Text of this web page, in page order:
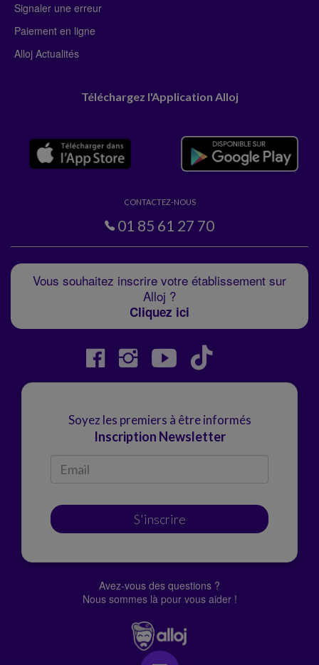
Signaler une erreur
Paiement en ligne
Alloj Actualités
Téléchargez l'Application Alloj
CONTACTEZ-NOUS
01 85 61 27 70
Vous souhaitez inscrire votre établissement sur
Alloj ?
Cliquez ici
Soyez les premiers à être informés
Inscription Newsletter
S'inscrire
Avez-vous des questions ?
Nous sommes là pour vous aider !